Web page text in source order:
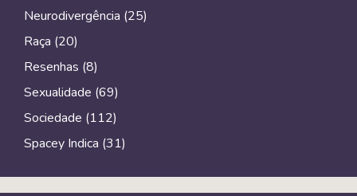
Neurodivergência (25)
Raça (20)
Resenhas (8)
Sexualidade (69)
Sociedade (112)
Spacey Indica (31)